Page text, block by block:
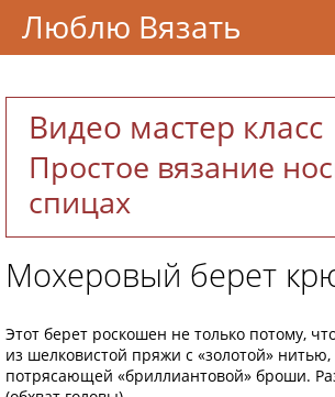
Видео мастер класс
Простое вязание
спицах
Мохеровый берет
Этот берет роскошен не только потому,
из шелковистой пряжи с «золотой» нитью,
потрясающей «бриллиантовой» броши.
Люблю Вязать